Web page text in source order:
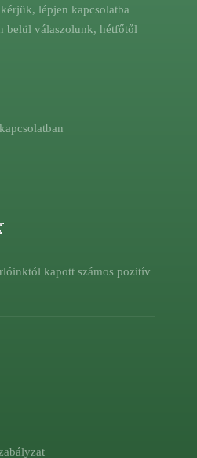
lépjen kapcsolatba
belül válaszolunk, hétfőtől
kapott számos pozitív